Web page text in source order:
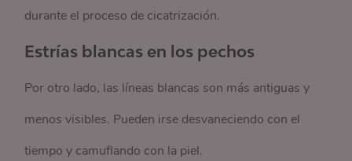
durante el proceso de cicatrización.
Estrías blancas en los pechos
Por otro lado, las líneas blancas son más antiguas y
menos visibles. Pueden irse desvaneciendo con el
tiempo y camuflando con la piel.